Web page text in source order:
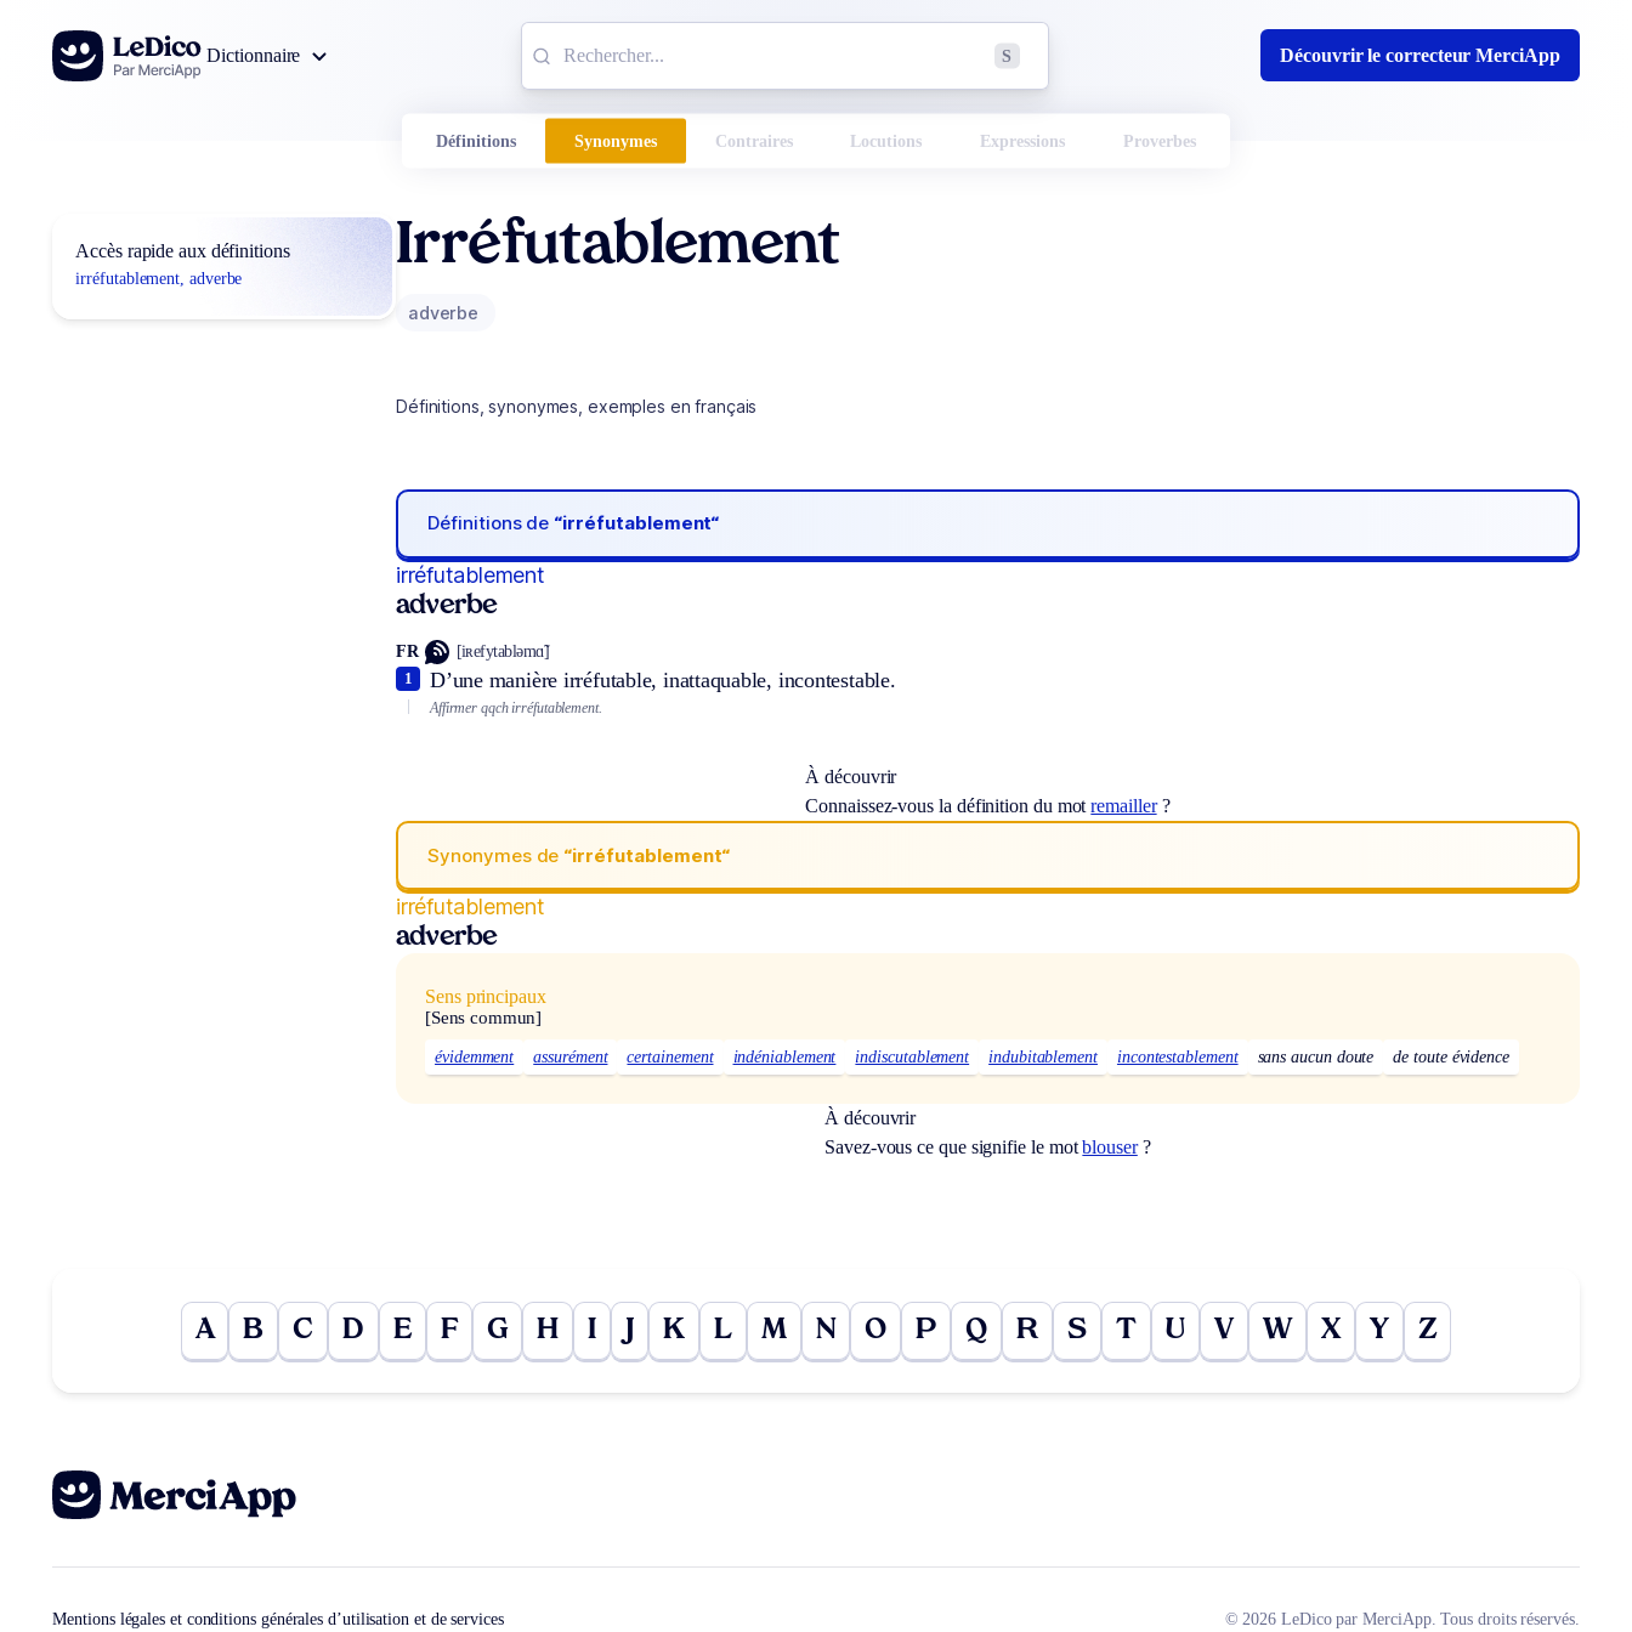
Aller au contenu
Dictionnaire
S Découvrir le correcteur MerciApp
Définitions Synonymes Contraires Locutions Expressions Proverbes
Accès rapide aux définitions
irréfutablement, adverbe
Irréfutablement
adverbe
Définitions, synonymes, exemples en français
Définitions de “irréfutablement“
irréfutablement
adverbe
FR [iʀefytabləmɑ̃]
D’une manière irréfutable, inattaquable, incontestable.
1
Affirmer qqch irréfutablement.
À découvrir
Connaissez-vous la définition du motremailler?
Synonymes de “irréfutablement“
irréfutablement
adverbe
Sens principaux
[Sens commun]
évidemment assurément certainement indéniablement indiscutablement indubitablement incontestablement sans aucun doute de toute évidence
À découvrir
Savez-vous ce que signifie le motblouser?
A B C D E F G H I J K L M N O P Q R S T U V W X Y Z
Mentions légales et conditions générales d’utilisation et de services © 2026 LeDico par MerciApp. Tous droits réservés.